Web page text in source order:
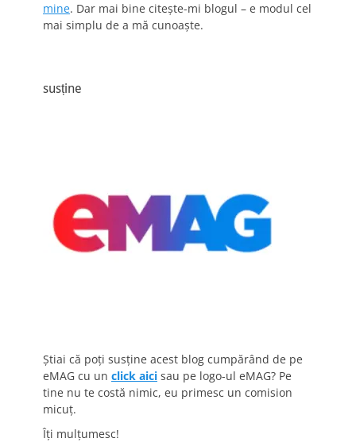
mine. Dar mai bine citește-mi blogul – e modul cel
mai simplu de a mă cunoaște.
susține
Știai că poți susține acest blog cumpărând de pe
eMAG cu un click aici sau pe logo-ul eMAG? Pe
tine nu te costă nimic, eu primesc un comision
micuț.
Îți mulțumesc!